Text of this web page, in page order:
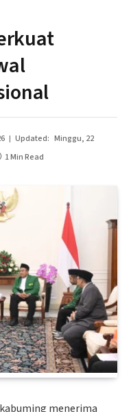
Updated: Minggu, 22
1 Min Read
menerima